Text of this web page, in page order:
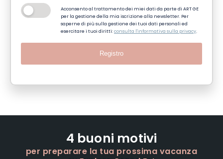
Acconsento al trattamento dei miei dati da parte di ART GE
per la gestione della mia iscrizione alla newsletter. Per
saperne di più sulla gestione dei tuoi dati personali ed
esercitare i tuoi diritti:consulta l'informativa sulla privacy.
Registro
4 buoni motivi
per preparare la tua prossima vacanza